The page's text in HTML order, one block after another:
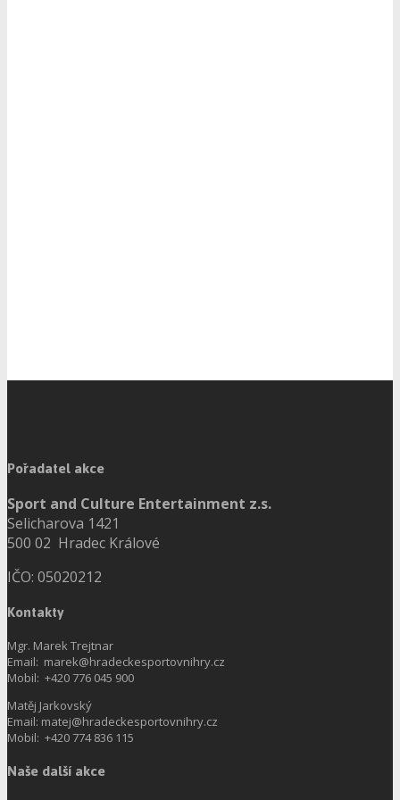
Pořadatel akce
Sport and Culture Entertainment z.s.
Selicharova 1421
500 02 Hradec Králové
IČO: 05020212
Kontakty
Mgr. Marek Trejtnar
Email: marek@hradeckesportovnihry.cz
Mobil: +420 776 045 900
Matěj Jarkovský
Email: matej@hradeckesportovnihry.cz
Mobil: +420 774 836 115
Naše další akce